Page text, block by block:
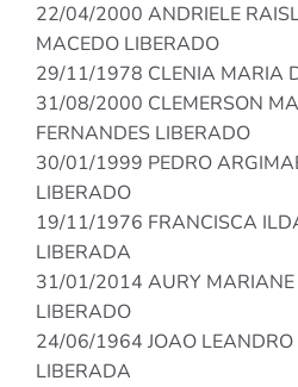
22/04/2000 ANDRIELE
MACEDO LIBERADO
29/11/1978 CLENIA MARIA
31/08/2000 CLEMERSON
FERNANDES LIBERADO
30/01/1999 PEDRO
LIBERADO
19/11/1976 FRANCISCA
LIBERADA
31/01/2014 AURY MARIANE
LIBERADO
24/06/1964 JOAO LEANDRO
LIBERADA